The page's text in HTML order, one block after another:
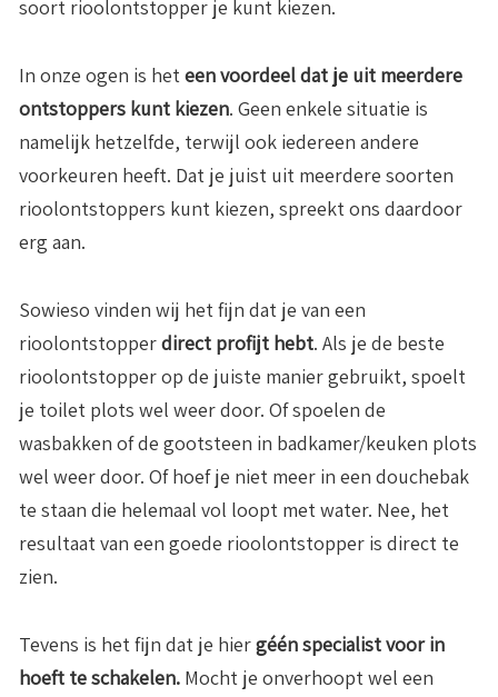
soort rioolontstopper je kunt kiezen.
In onze ogen is heteen voordeel dat je uit meerdere
ontstoppers kunt kiezen. Geen enkele situatie is
namelijk hetzelfde, terwijl ook iedereen andere
voorkeuren heeft. Dat je juist uit meerdere soorten
rioolontstoppers kunt kiezen, spreekt ons daardoor
erg aan.
Sowieso vinden wij het fijn dat je van een
rioolontstopperdirect profijt hebt. Als je de beste
rioolontstopper op de juiste manier gebruikt, spoelt
je toilet plots wel weer door. Of spoelen de
wasbakken of de gootsteen in badkamer/keuken plots
wel weer door. Of hoef je niet meer in een douchebak
te staan die helemaal vol loopt met water. Nee, het
resultaat van een goede rioolontstopper is direct te
zien.
Tevens is het fijn dat je hiergéén specialist voor in
hoeft te schakelen. Mocht je onverhoopt wel een